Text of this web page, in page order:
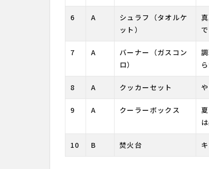
6 A
シュラフ（タオルケ
ット）
7 A
バーナー（ガスコン
ロ）
8 A クッカーセット
9 A クーラーボックス
10 B 焚火台